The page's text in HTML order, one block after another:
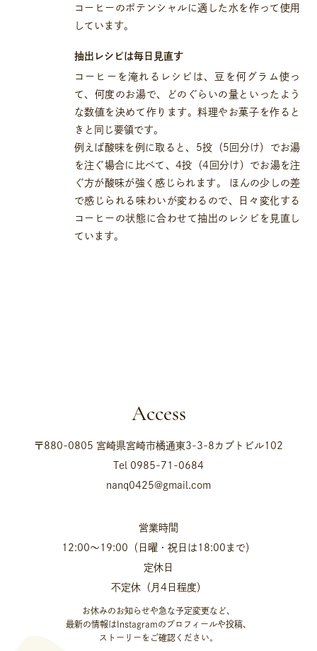
コーヒーのポテンシャルに適した水を作って使用
しています。
抽出レシピは毎日見直す
コーヒーを淹れるレシピは、豆を何グラム使っ
て、何度のお湯で、どのぐらいの量といったよう
な数値を決めて作ります。料理やお菓子を作ると
きと同じ要領です。
例えば酸味を例に取ると、5投（5回分け）でお湯
を注ぐ場合に比べて、4投（4回分け）でお湯を注
ぐ方が酸味が強く感じられます。 ほんの少しの差
で感じられる味わいが変わるので、日々変化する
コーヒーの状態に合わせて抽出のレシピを見直し
ています。
Access
〒880-0805 宮崎県宮崎市橘通東3-3-8カブトビル102
Tel 0985-71-0684
nanq0425@gmail.com
営業時間
12:00〜19:00（日曜・祝日は18:00まで）
定休日
不定休（月4日程度）
お休みのお知らせや急な予定変更など、
最新の情報はInstagramのプロフィールや投稿、
ストーリーをご確認ください。